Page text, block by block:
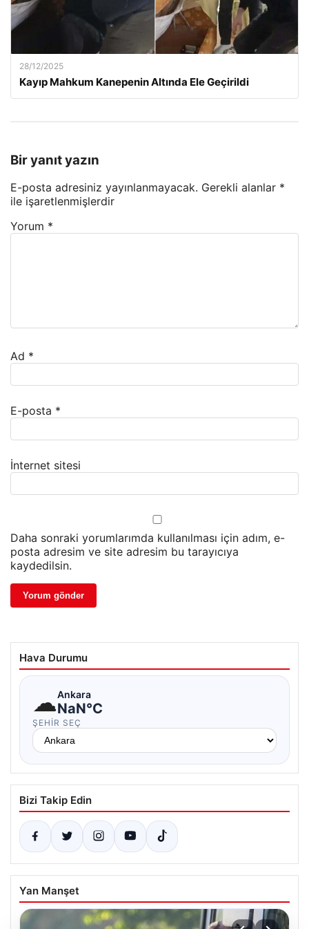
28/12/2025
Kayıp Mahkum Kanepenin Altında Ele Geçirildi
Bir yanıt yazın
E-posta adresiniz yayınlanmayacak. Gerekli alanlar *
ile işaretlenmişlerdir
Yorum *
Ad *
E-posta *
İnternet sitesi
Daha sonraki yorumlarımda kullanılması için adım, e-
posta adresim ve site adresim bu tarayıcıya
kaydedilsin.
Hava Durumu
☁Ankara
NaN°C
ŞEHIR SEÇ
Bizi Takip Edin
Yan Manşet